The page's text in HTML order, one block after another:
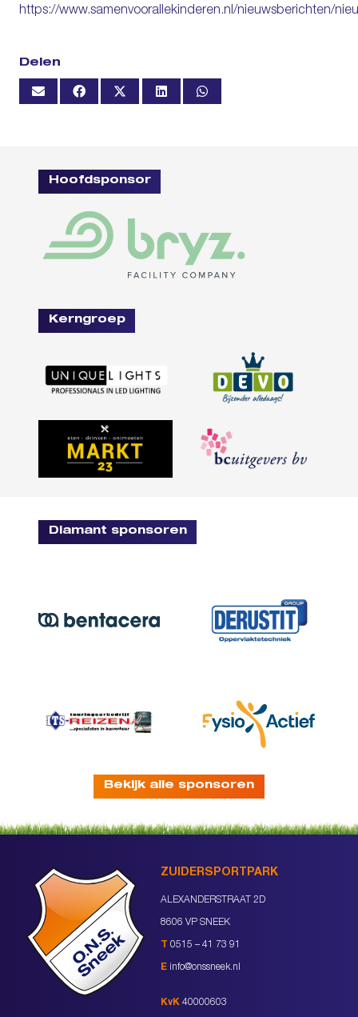
https://www.samenvoorallekinderen.nl/nieuwsberichten/
Delen
Hoofdsponsor
Kerngroep
Diamant sponsoren
Bekijk alle sponsoren
ZUIDERSPORTPARK
ALEXANDERSTRAAT 2D
8606 VP SNEEK
T 0515 – 41 73 91
E info@onssneek.nl
KvK 40000603